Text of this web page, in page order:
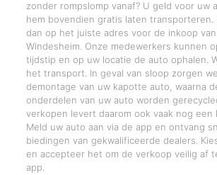
zonder rompslomp vanaf? U geld voor uw
hem bovendien gratis laten transporteren.
dan op het juiste adres voor de inkoop
Windesheim. Onze medewerkers kunnen
tijdstip en op uw locatie de auto ophalen.
het transport. In geval van sloop zorgen
demontage van uw kapotte auto, waarna
onderdelen van uw auto worden
verkopen levert daarom ook vaak nog een
Meld uw auto aan via de app en ontvang
biedingen van gekwalificeerde dealers.
en accepteer het om de verkoop veilig af
app.